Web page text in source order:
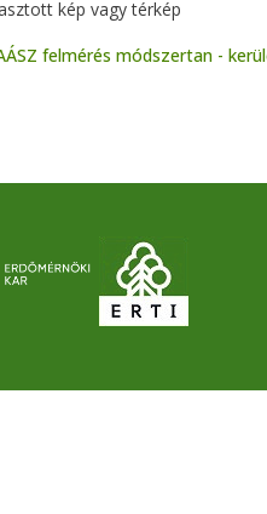
kép vagy térkép
felmérés módszertan -